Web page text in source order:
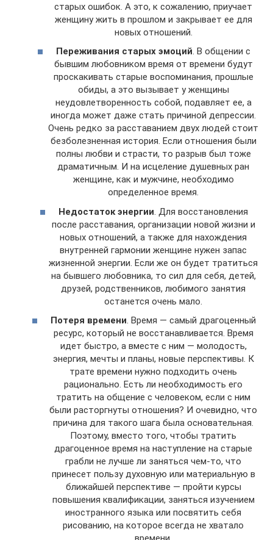
старых ошибок. А это, к сожалению, приучает
женщину жить в прошлом и закрывает ее для
новых отношений.
Переживания старых эмоций. В общении с
бывшим любовником время от времени будут
проскакивать старые воспоминания, прошлые
обиды, а это вызывает у женщины
неудовлетворенность собой, подавляет ее, а
иногда может даже стать причиной депрессии.
Очень редко за расставанием двух людей стоит
безболезненная история. Если отношения были
полны любви и страсти, то разрыв был тоже
драматичным. И на исцеление душевных ран
женщине, как и мужчине, необходимо
определенное время.
Недостаток энергии . Для восстановления
после расставания, организации новой жизни и
новых отношений, а также для нахождения
внутренней гармонии женщине нужен запас
жизненной энергии. Если же он будет тратиться
на бывшего любовника, то сил для себя, детей,
друзей, родственников, любимого занятия
останется очень мало.
Потеря времени. Время — самый драгоценный
ресурс, который не восстанавливается. Время
идет быстро, а вместе с ним — молодость,
энергия, мечты и планы, новые перспективы. К
трате времени нужно подходить очень
рационально. Есть ли необходимость его
тратить на общение с человеком, если с ним
были расторгнуты отношения? И очевидно, что
причина для такого шага была основательная.
Поэтому, вместо того, чтобы тратить
драгоценное время на наступление на старые
грабли не лучше ли заняться чем-то, что
принесет пользу духовную или материальную в
ближайшей перспективе — пройти курсы
повышения квалификации, заняться изучением
иностранного языка или посвятить себя
рисованию, на которое всегда не хватало